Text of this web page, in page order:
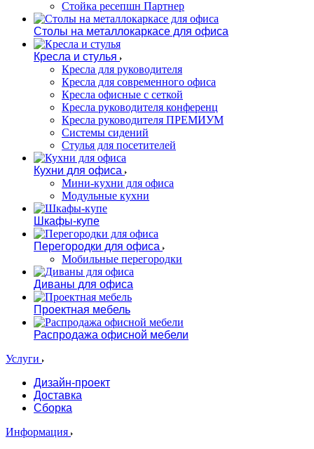
Стойка ресепшн Партнер
Столы на металлокаркасе для офиса
Кресла и стулья
Кресла для руководителя
Кресла для современного офиса
Кресла офисные с сеткой
Кресла руководителя конференц
Кресла руководителя ПРЕМИУМ
Системы сидений
Стулья для посетителей
Кухни для офиса
Мини-кухни для офиса
Модульные кухни
Шкафы-купе
Перегородки для офиса
Мобильные перегородки
Диваны для офиса
Проектная мебель
Распродажа офисной мебели
Услуги
Дизайн-проект
Доставка
Сборка
Информация